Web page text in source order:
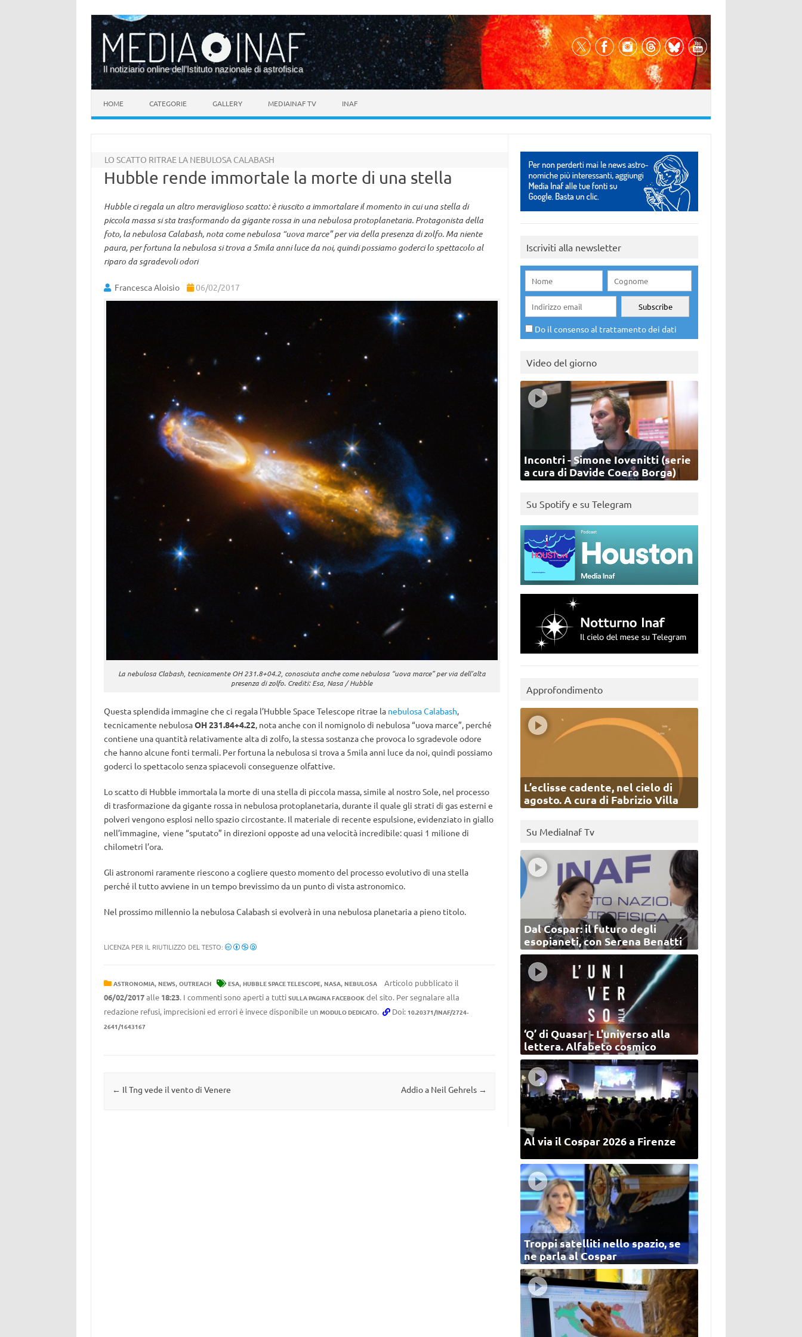
Il notiziario online dell’Istituto nazionale di astrofisica
HOME CATEGORIE GALLERY MEDIAINAF TV INAF
LO SCATTO RITRAE LA NEBULOSA CALABASH
Hubble rende immortale la morte di una stella
Hubble ci regala un altro meraviglioso scatto: è riuscito a immortalare il momento in cui una stella di
piccola massa si sta trasformando da gigante rossa in una nebulosa protoplanetaria. Protagonista della
foto, la nebulosa Calabash, nota come nebulosa “uova marce” per via della presenza di zolfo. Ma niente
paura, per fortuna la nebulosa si trova a 5mila anni luce da noi, quindi possiamo goderci lo spettacolo al
riparo da sgradevoli odori
Francesca Aloisio 06/02/2017
La nebulosa Clabash, tecnicamente OH 231.8+04.2, conosciuta anche come nebulosa “uova marce” per via dell’alta
presenza di zolfo. Crediti: Esa, Nasa / Hubble
Questa splendida immagine che ci regala l’Hubble Space Telescope ritrae la nebulosa Calabash,
tecnicamente nebulosaOH 231.84+4.22, nota anche con il nomignolo di nebulosa “uova marce”, perché
contiene una quantità relativamente alta di zolfo, la stessa sostanza che provoca lo sgradevole odore
che hanno alcune fonti termali. Per fortuna la nebulosa si trova a 5mila anni luce da noi, quindi possiamo
goderci lo spettacolo senza spiacevoli conseguenze olfattive.
Lo scatto di Hubble immortala la morte di una stella di piccola massa, simile al nostro Sole, nel processo
di trasformazione da gigante rossa in nebulosa protoplanetaria, durante il quale gli strati di gas esterni e
polveri vengono esplosi nello spazio circostante. Il materiale di recente espulsione, evidenziato in giallo
nell’immagine, viene “sputato” in direzioni opposte ad una velocità incredibile: quasi 1 milione di
chilometri l’ora.
Gli astronomi raramente riescono a cogliere questo momento del processo evolutivo di una stella
perché il tutto avviene in un tempo brevissimo da un punto di vista astronomico.
Nel prossimo millennio la nebulosa Calabash si evolverà in una nebulosa planetaria a pieno titolo.
LICENZA PER IL RIUTILIZZO DEL TESTO:
ASTRONOMIA, NEWS, OUTREACH ESA, HUBBLE SPACE TELESCOPE, NASA, NEBULOSA
Articolo pubblicato il
06/02/2017alle 18:23. I commenti sono aperti a tutti SULLA PAGINA FACEBOOKdel sito. Per segnalare alla
redazione refusi, imprecisioni ed errori è invece disponibile un MODULO DEDICATO. Doi: 10.20371/INAF/2724-
2641/1643167
Navigazione articolo
← Il Tng vede il vento di Venere Addio a Neil Gehrels →
Iscriviti alla newsletter
Do il consenso al trattamento dei dati
Video del giorno
Incontri - Simone Iovenitti (serie
a cura di Davide Coero Borga)
Su Spotify e su Telegram
Approfondimento
L’eclisse cadente, nel cielo di
agosto. A cura di Fabrizio Villa
Su MediaInaf Tv
Dal Cospar: il futuro degli
esopianeti, con Serena Benatti
‘Q’ di Quasar - L'universo alla
lettera. Alfabeto cosmico
Al via il Cospar 2026 a Firenze
Troppi satelliti nello spazio, se
ne parla al Cospar